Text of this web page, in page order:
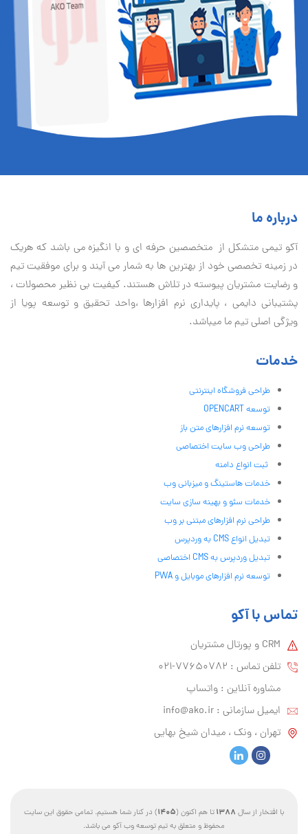
درباره ما
آكو تيمی متشکل از متخصصین حرفه ای و با انگیزه می باشد که هریک
در زمینه تخصصی خود از بهترین ها به شمار می آیند و برای موفقیت تيم
و رضایت مشتریان پیوسته در تلاش هستند. کیفیت بی نظير محصولات ،
پشتیبانی دايمی ، پایداری نرم افزارها ،واحد تحقیق و توسعه پویا از
ویژگی اصلی تیم ما میباشد.
خدمات
طراحی فروشگاه اینترنتی
توسعه OPENCART
توسعه نرم افزارهای متن باز
طراحی وب سایت اختصاصی
ثبت انواع دامنه
خدمات هاستینگ و میزبانی وب
خدمات سئو و بهینه سازی سایت
طراحی نرم افزارهای مبتنی بر وب
تبدیل انواع CMS به وردپرس
تبدیل وردپرس به CMS اختصاصی
توسعه نرم افزارهای موبایل و PWA
تماس با آکو
CRM و پورتال مشتریان
تلفن تماس :‌ 77650782-021
مشاوره آنلاین : واتساپ
ایمیل سازمانی :‌ info@ako.ir
تهران ، ونک ، میدان شیخ بهایی
با افتخار از سال 1388تا هم اکنون (1405) در کنار شما هستیم. تمامی حقوق این سایت
محفوظ و متعلق به تیم توسعه وب آکو می باشد.